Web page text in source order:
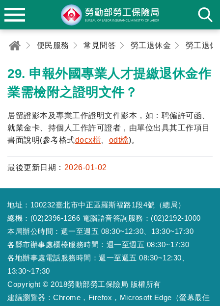
便民服務 常見問答 勞工退休金 勞工退休
29. 申報外國專業人才提繳退休金作
業需檢附之證明文件？
居留證影本及專業工作證明文件影本，如：聘僱許可函、
就業金卡、持個人工作許可證者，由單位出具其工作項目
書面說明(參考格式docx檔 odt檔)。
最後更新日期： 2026-01-02
地址：100232臺北市中正區羅斯福路1段4號（總局）
總機：(02)2396-1266 電腦語音答詢服務：(02)2192-1000
本局辦公時間：週一至週五 08:30~12:30、13:30~17:30
各縣市辦事處櫃檯服務時間：週一至週五 08:30~17:30
各地辦事處電話服務時間：週一至週五 08:30~12:30、
13:30~17:30
Copyright © 2018勞動部勞工保險局 版權所有
建議瀏覽器：Chrome，Firefox，Microsoft Edge（螢幕最佳